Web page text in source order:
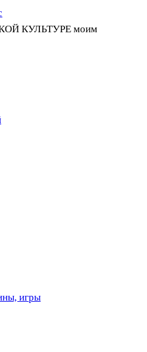
КУЛЬТУРЕ моим
игры